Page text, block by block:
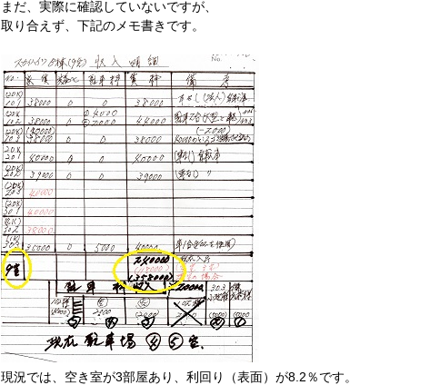
まだ、実際に確認していないですが、
取り合えず、下記のメモ書きです。
現況では、空き室が3部屋あり、利回り（表面）が8.2％です。